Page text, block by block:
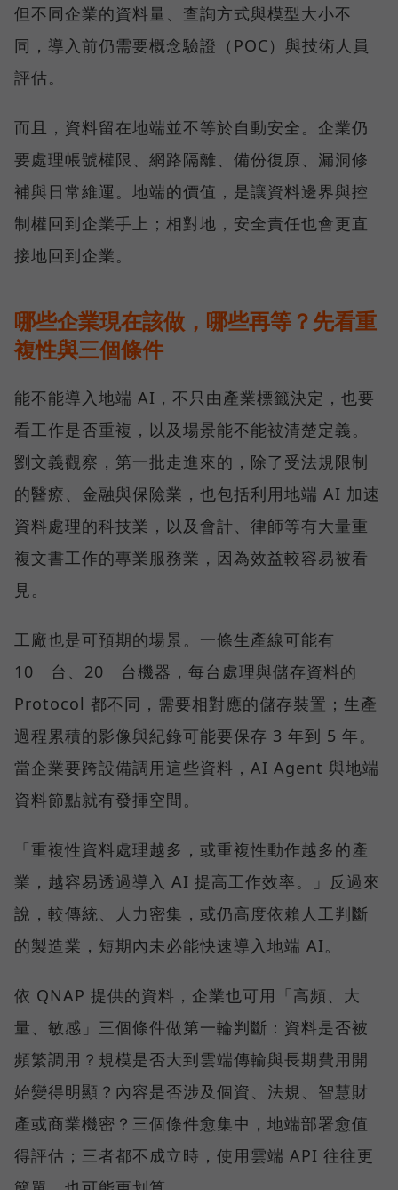
但不同企業的資料量、查詢方式與模型大小不
同，導入前仍需要概念驗證（POC）與技術人員
評估。
而且，資料留在地端並不等於自動安全。企業仍
要處理帳號權限、網路隔離、備份復原、漏洞修
補與日常維運。地端的價值，是讓資料邊界與控
制權回到企業手上；相對地，安全責任也會更直
接地回到企業。
哪些企業現在該做，哪些再等？先看重
複性與三個條件
能不能導入地端 AI，不只由產業標籤決定，也要
看工作是否重複，以及場景能不能被清楚定義。
劉文義觀察，第一批走進來的，除了受法規限制
的醫療、金融與保險業，也包括利用地端 AI 加速
資料處理的科技業，以及會計、律師等有大量重
複文書工作的專業服務業，因為效益較容易被看
見。
工廠也是可預期的場景。一條生產線可能有
10 台、20 台機器，每台處理與儲存資料的
Protocol 都不同，需要相對應的儲存裝置；生產
過程累積的影像與紀錄可能要保存 3 年到 5 年。
當企業要跨設備調用這些資料，AI Agent 與地端
資料節點就有發揮空間。
「重複性資料處理越多，或重複性動作越多的產
業，越容易透過導入 AI 提高工作效率。」反過來
說，較傳統、人力密集，或仍高度依賴人工判斷
的製造業，短期內未必能快速導入地端 AI。
依 QNAP 提供的資料，企業也可用「高頻、大
量、敏感」三個條件做第一輪判斷：資料是否被
頻繁調用？規模是否大到雲端傳輸與長期費用開
始變得明顯？內容是否涉及個資、法規、智慧財
產或商業機密？三個條件愈集中，地端部署愈值
得評估；三者都不成立時，使用雲端 API 往往更